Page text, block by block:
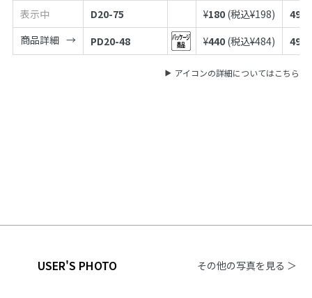
表示中
D20-75 ¥180 (税込¥198)
商品詳細
PD20-48 ¥440 (税込¥484)
アイコンの詳細についてはこちら
USER'S PHOTO その他の写真を見る ＞